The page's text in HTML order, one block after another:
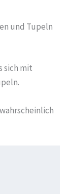
und Tupeln
sich mit